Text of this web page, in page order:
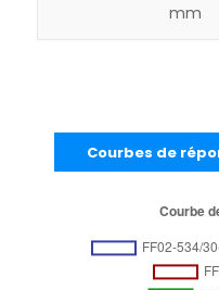
mm
Courbes de